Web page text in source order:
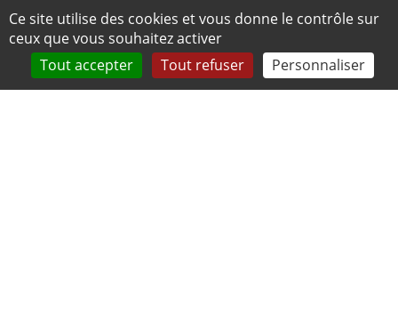
Panneau de gestion des cookies
Ce site utilise des cookies et vous donne le contrôle sur
ceux que vous souhaitez activer
Tout accepter
Tout refuser Personnaliser